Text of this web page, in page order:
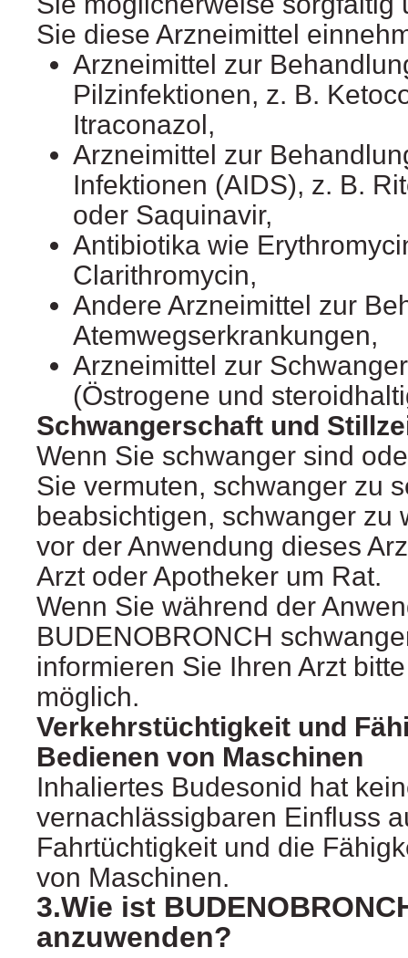
Sie diese Arzneimittel
Arzneimittel zur
Pilzinfektionen, z. B.
Itraconazol,
Arzneimittel zur
Infektionen (AIDS), z. B.
oder Saquinavir,
Antibiotika wie
Clarithromycin,
Andere Arzneimittel zur
Atemwegserkrankungen,
Arzneimittel zur
(Östrogene und
Schwangerschaft und
Wenn Sie schwanger sind
Sie vermuten, schwanger zu
beabsichtigen, schwanger zu
vor der Anwendung dieses
Arzt oder Apotheker um Rat.
Wenn Sie während der
BUDENOBRONCH
informieren Sie Ihren Arzt
möglich.
Verkehrstüchtigkeit und
Bedienen von Maschinen
Inhaliertes Budesonid hat
vernachlässigbaren Einfluss
Fahrtüchtigkeit und die
von Maschinen.
3.Wie ist
anzuwenden?